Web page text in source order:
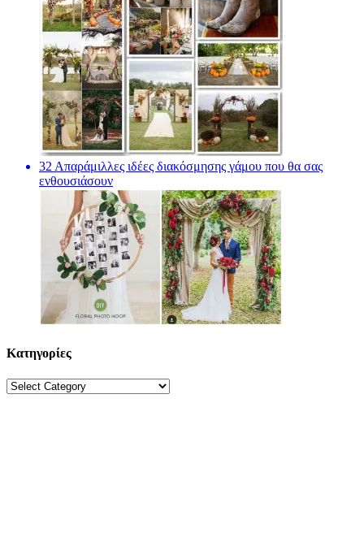
32 Απαράμιλλες ιδέες διακόσμησης γάμου που θα σας
ενθουσιάσουν
Κατηγορίες
Κατηγορίες